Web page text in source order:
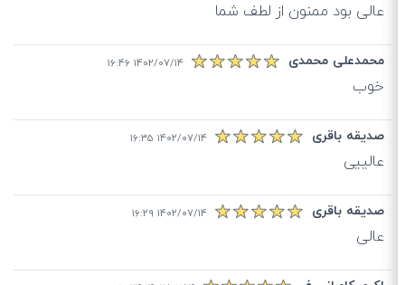
عالی بود ممنون از لطف شما
محمدعلی محمدی ۱۴۰۲/۰۷/۱۴ ۱۶:۴۶
خوب
صدیقه باقری ۱۴۰۲/۰۷/۱۴ ۱۶:۳۵
عالییی
صدیقه باقری ۱۴۰۲/۰۷/۱۴ ۱۶:۲۹
عالی